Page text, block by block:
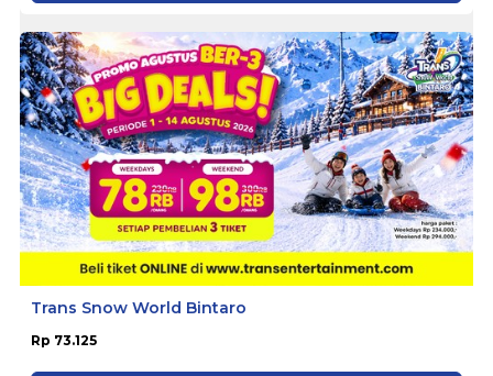
Trans Snow World Bintaro
Rp 73.125